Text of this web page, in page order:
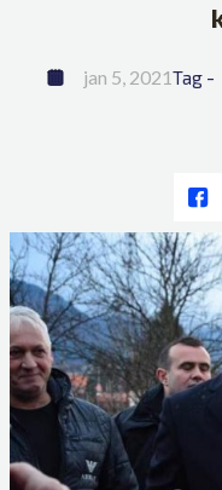
jan 5, 2021Tag -